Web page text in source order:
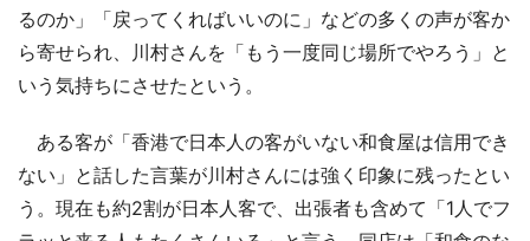
るのか」「戻ってくればいいのに」などの多くの声が客か
ら寄せられ、川村さんを「もう一度同じ場所でやろう」と
いう気持ちにさせたという。
ある客が「香港で日本人の客がいない和食屋は信用でき
ない」と話した言葉が川村さんには強く印象に残ったとい
う。現在も約2割が日本人客で、出張者も含めて「1人でフ